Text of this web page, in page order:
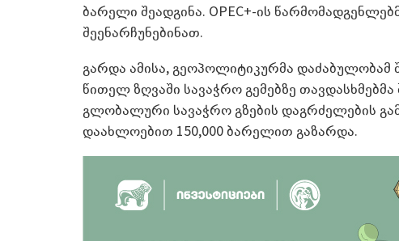
ბარელი შეადგინა. OPEC+-ის
შეენარჩუნებინათ.
გარდა ამისა, გეოპოლიტიკურმა დაძაბულობამ
წითელ ზღვაში სავაჭრო გემებზე
გლობალური სავაჭრო გზების დაგრძელების
დაახლოებით 150,000 ბარელით გაზარდა.